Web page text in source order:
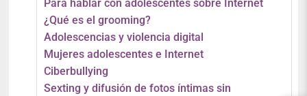
Para hablar con adolescentes sobre Internet
¿Qué es el grooming?
Adolescencias y violencia digital
Mujeres adolescentes e Internet
Ciberbullying
Sexting y difusión de fotos íntimas sin